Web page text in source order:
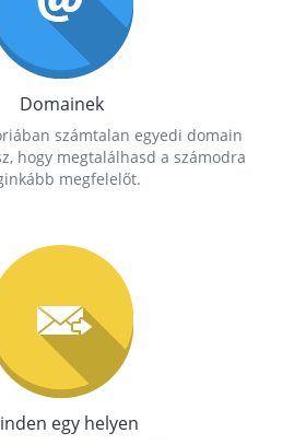
Domainek
számtalan egyedi domain
hogy megtalálhasd a számodra
megfelelőt.
egy helyen